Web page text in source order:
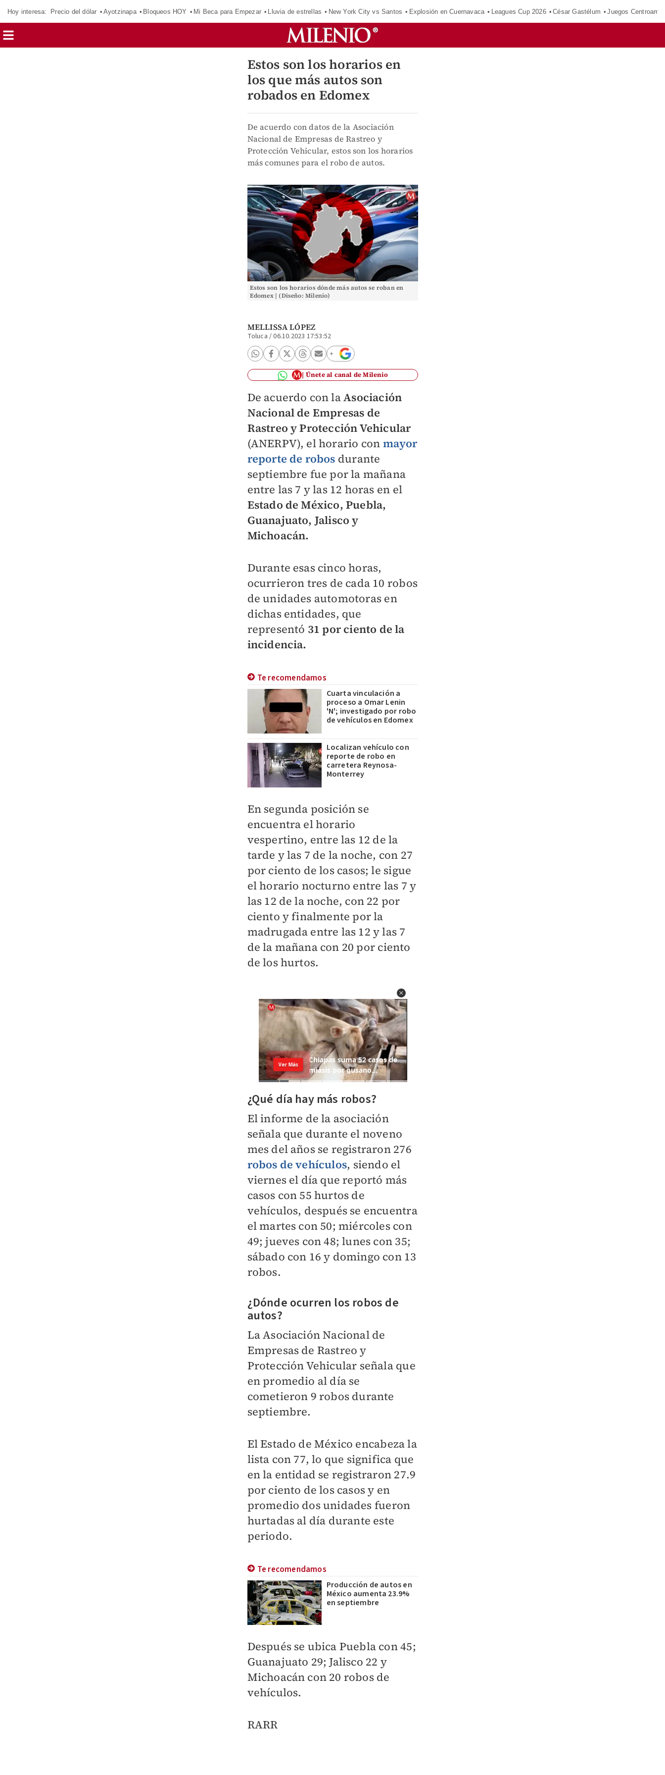
Hoy interesa: Precio del dólar Ayotzinapa Bloqueos HOY Mi Beca para Empezar Lluvia de estrellas New York City vs Santos Explosión en Cuernavaca Leagues Cup 2026 César Gastélum Juegos
Estos son los horarios en
los que más autos son
robados en Edomex
De acuerdo con datos de la Asociación
Nacional de Empresas de Rastreo y
Protección Vehicular, estos son los horarios
más comunes para el robo de autos.
Estos son los horarios dónde más autos se roban en
Edomex | (Diseño: Milenio)
MELLISSA LÓPEZ
Toluca /06.10.2023 17:53:52
Únete al canal de Milenio
De acuerdo con laAsociación
Nacional de Empresas de
Rastreo y Protección Vehicular
(ANERPV), el horario con mayor
reporte de robos durante
septiembre fue por la mañana
entre las 7 y las 12 horas en el
Estado de México, Puebla,
Guanajuato, Jalisco y
Michoacán.
Durante esas cinco horas,
ocurrieron tres de cada 10 robos
de unidades automotoras en
dichas entidades, que
representó 31 por ciento de la
incidencia.
Te recomendamos
Cuarta vinculación a
proceso a Omar Lenin
'N'; investigado por robo
de vehículos en Edomex
Localizan vehículo con
reporte de robo en
carretera Reynosa-
Monterrey
En segunda posición se
encuentra el horario
vespertino, entre las 12 de la
tarde y las 7 de la noche, con 27
por ciento de los casos; le sigue
el horario nocturno entre las 7 y
las 12 de la noche, con 22 por
ciento y finalmente por la
madrugada entre las 12 y las 7
de la mañana con 20 por ciento
de los hurtos.
¿Qué día hay más robos?
El informe de la asociación
señala que durante el noveno
mes del años se registraron 276
robos de vehículos, siendo el
viernes el día que reportó más
casos con 55 hurtos de
vehículos, después se encuentra
el martes con 50; miércoles con
49; jueves con 48; lunes con 35;
sábado con 16 y domingo con 13
robos.
¿Dónde ocurren los robos de
autos?
La Asociación Nacional de
Empresas de Rastreo y
Protección Vehicular señala que
en promedio al día se
cometieron 9 robos durante
septiembre.
El Estado de México encabeza la
lista con 77, lo que significa que
en la entidad se registraron 27.9
por ciento de los casos y en
promedio dos unidades fueron
hurtadas al día durante este
periodo.
Te recomendamos
Producción de autos en
México aumenta 23.9%
en septiembre
Después se ubica Puebla con 45;
Guanajuato 29; Jalisco 22 y
Michoacán con 20 robos de
vehículos.
RARR